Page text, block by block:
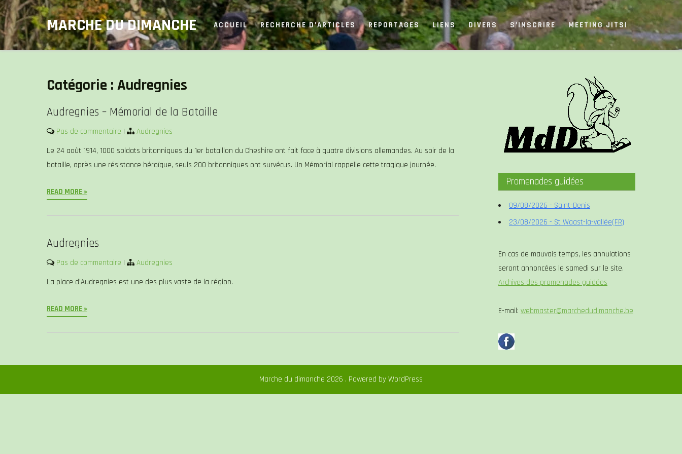
Skip
to
content
MARCHE DU DIMANCHE ACCUEIL RECHERCHE D’ARTICLES REPORTAGES LIENS DIVERS S’INSCRIRE MEETING JITSI
Catégorie : Audregnies
Audregnies – Mémorial de la Bataille
Pas de commentaire |
Audregnies
Le 24 août 1914, 1000 soldats britanniques du 1er bataillon du Cheshire ont fait face à quatre divisions allemandes. Au soir de la
bataille, après une résistance héroïque, seuls 200 britanniques ont survécus. Un Mémorial rappelle cette tragique journée.
READ MORE »
Audregnies
Pas de commentaire |
Audregnies
La place d’Audregnies est une des plus vaste de la région.
READ MORE »
Promenades guidées
09/08/2026 - Saint-Denis
23/08/2026 - St Waast-la-vallée(FR)
En cas de mauvais temps, les annulations
seront annoncées le samedi sur le site.
Archives des promenades guidées
E-mail: webmaster@marchedudimanche.be
Marche du dimanche 2026 . Powered by WordPress